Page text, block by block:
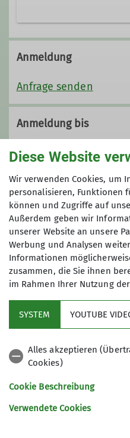
Anmeldung
Anfrage senden
Anmeldung bis
26.03.2024
Maximale
12
Diese Website
Wir verwenden Cookies, um
personalisieren, Funktionen
können und Zugriffe auf
Außerdem geben wir
unserer Website an unsere
Werbung und Analysen
Informationen
zusammen, die Sie ihnen
im Rahmen Ihrer Nutzung
SYSTEM YOUTUBE
Alles akzeptieren
Cookies)
Cookie Beschreibung
Verwendete Cookies